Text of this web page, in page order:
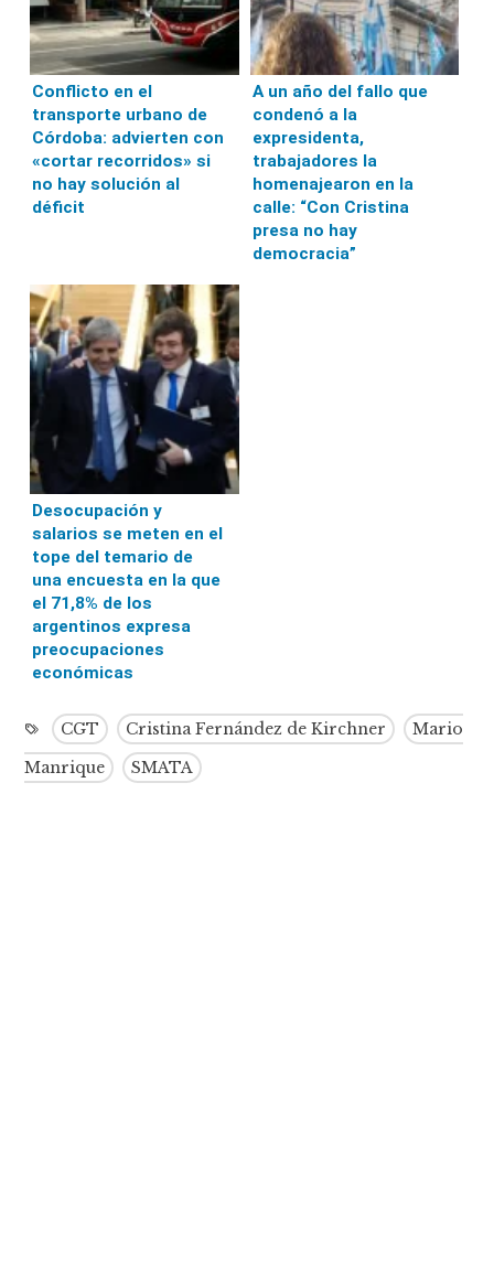
Conflicto en el
transporte urbano de
Córdoba: advierten con
«cortar recorridos» si
no hay solución al
déficit
A un año del fallo que
condenó a la
expresidenta,
trabajadores la
homenajearon en la
calle: “Con Cristina
presa no hay
democracia”
Desocupación y
salarios se meten en el
tope del temario de
una encuesta en la que
el 71,8% de los
argentinos expresa
preocupaciones
económicas
CGT Cristina Fernández de Kirchner
Mario
Manrique
SMATA